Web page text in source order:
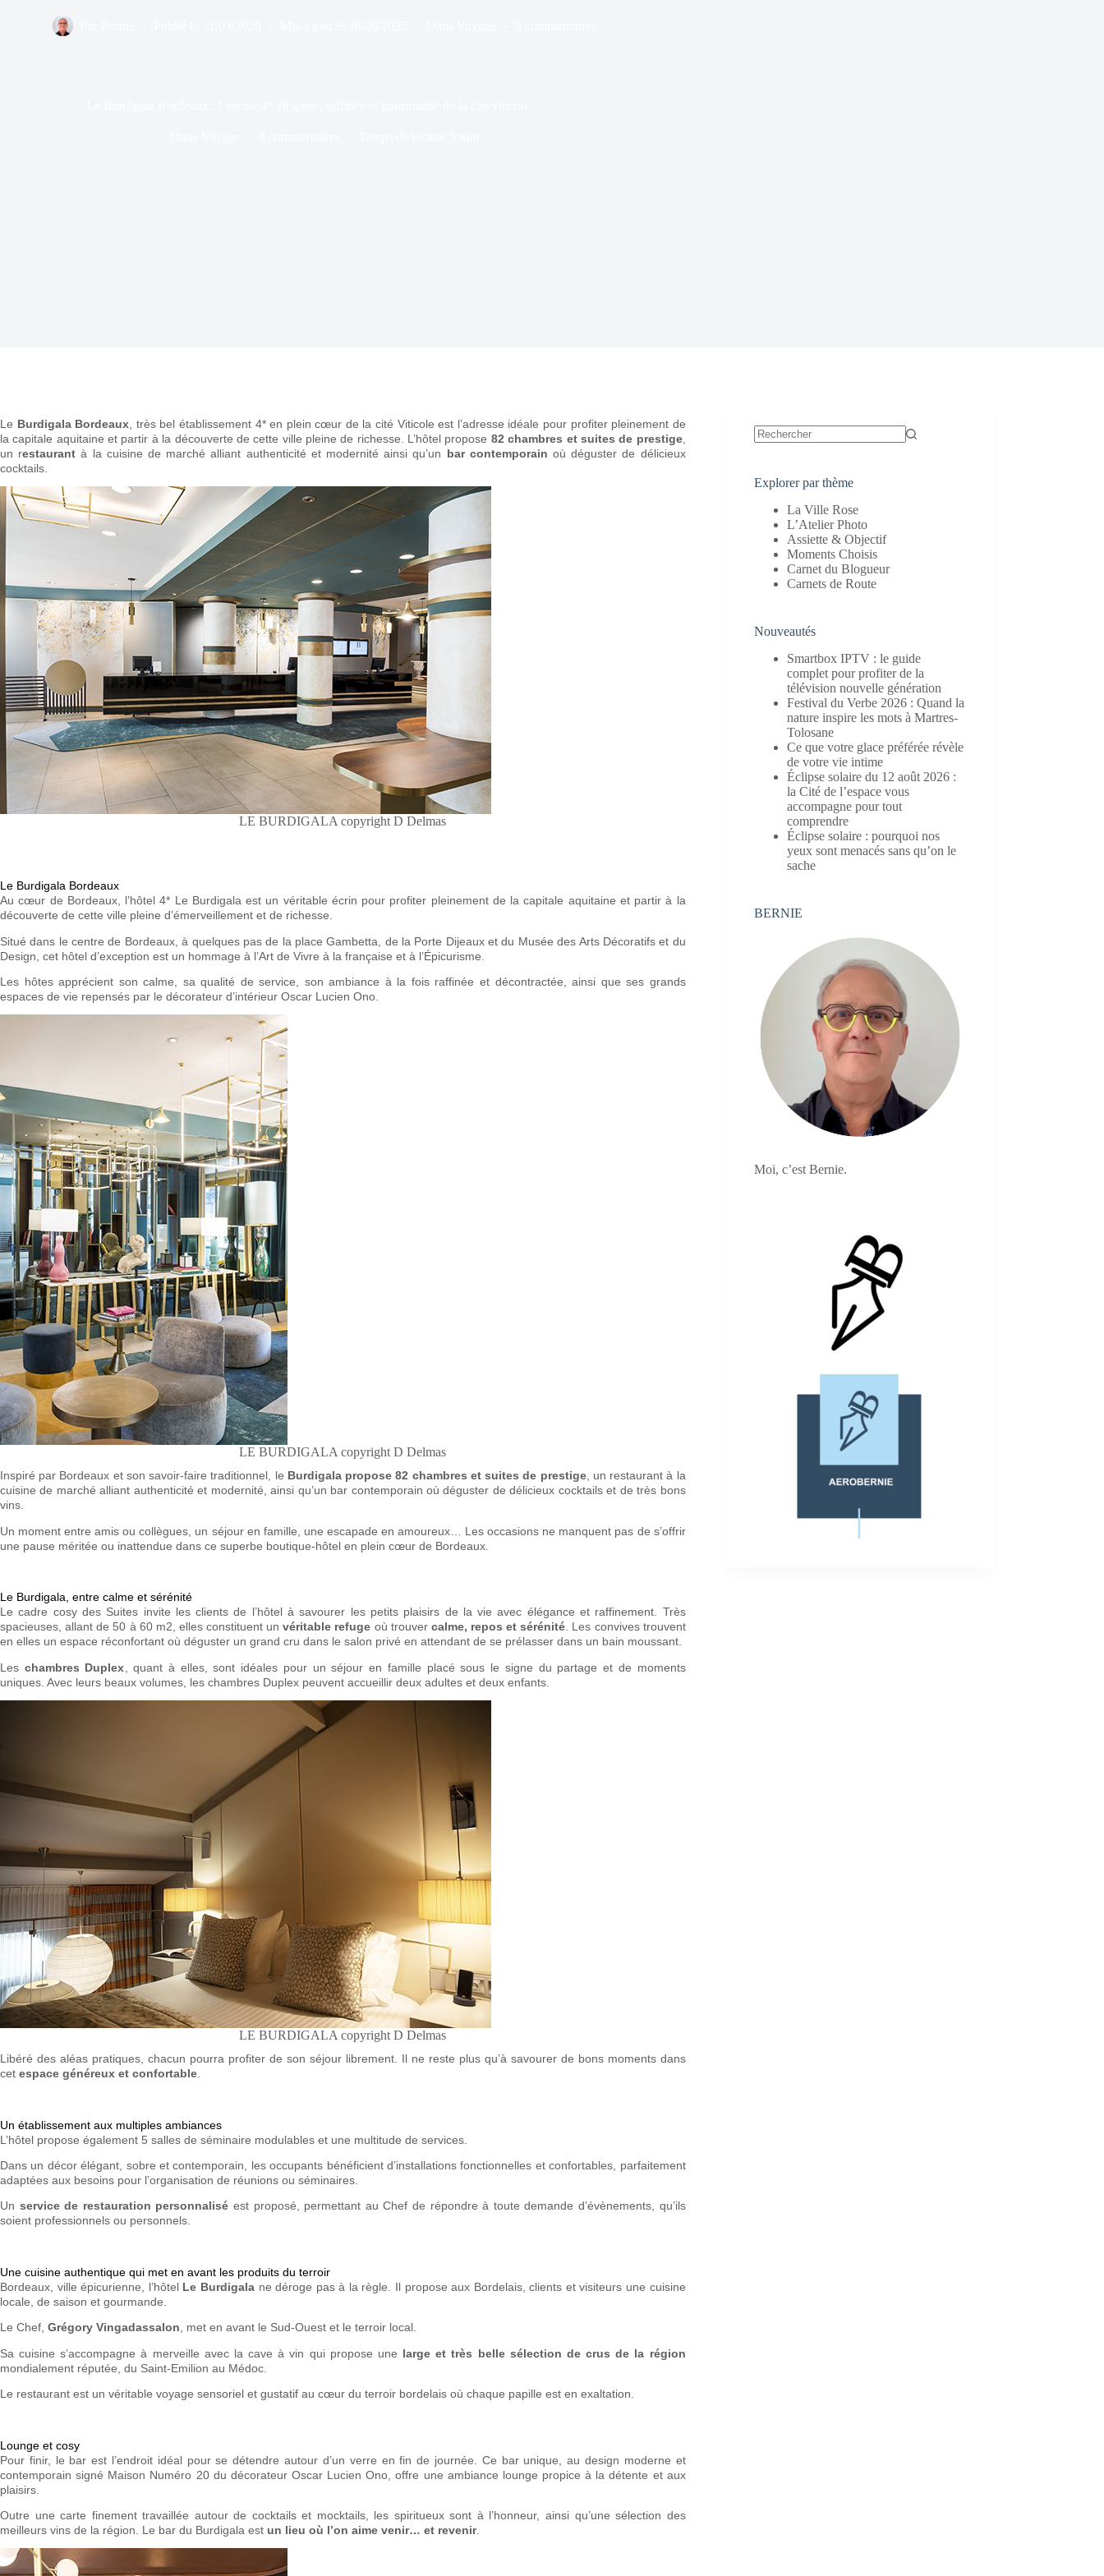
Le Burdigala Bordeaux , très bel établissement 4* en plein cœur de la cité Viticole est l’adresse idéale pour profiter pleinement de
la capitale aquitaine et partir à la découverte de cette ville pleine de richesse. L’hôtel propose 82 chambres et suites de prestige,
un restaurant à la cuisine de marché alliant authenticité et modernité ainsi qu’un bar contemporain où déguster de délicieux
cocktails.
LE BURDIGALA copyright D Delmas
Le Burdigala Bordeaux
Au cœur de Bordeaux, l’hôtel 4* Le Burdigala est un véritable écrin pour profiter pleinement de la capitale aquitaine et partir à la
découverte de cette ville pleine d’émerveillement et de richesse.
Situé dans le centre de Bordeaux, à quelques pas de la place Gambetta, de la Porte Dijeaux et du Musée des Arts Décoratifs et du
Design, cet hôtel d’exception est un hommage à l’Art de Vivre à la française et à l’Épicurisme.
Les hôtes apprécient son calme, sa qualité de service, son ambiance à la fois raffinée et décontractée, ainsi que ses grands
espaces de vie repensés par le décorateur d’intérieur Oscar Lucien Ono.
LE BURDIGALA copyright D Delmas
Inspiré par Bordeaux et son savoir-faire traditionnel, le Burdigala propose 82 chambres et suites de prestige, un restaurant à la
cuisine de marché alliant authenticité et modernité, ainsi qu’un bar contemporain où déguster de délicieux cocktails et de très bons
vins.
Un moment entre amis ou collègues, un séjour en famille, une escapade en amoureux… Les occasions ne manquent pas de s’offrir
une pause méritée ou inattendue dans ce superbe boutique-hôtel en plein cœur de Bordeaux.
Le Burdigala, entre calme et sérénité
Le cadre cosy des Suites invite les clients de l’hôtel à savourer les petits plaisirs de la vie avec élégance et raffinement. Très
spacieuses, allant de 50 à 60 m2, elles constituent unvéritable refuge où trouver calme, repos et sérénité. Les convives trouvent
en elles un espace réconfortant où déguster un grand cru dans le salon privé en attendant de se prélasser dans un bain moussant.
Les chambres Duplex , quant à elles, sont idéales pour un séjour en famille placé sous le signe du partage et de moments
uniques. Avec leurs beaux volumes, les chambres Duplex peuvent accueillir deux adultes et deux enfants.
LE BURDIGALA copyright D Delmas
Libéré des aléas pratiques, chacun pourra profiter de son séjour librement. Il ne reste plus qu’à savourer de bons moments dans
cet espace généreux et confortable
Un établissement aux multiples ambiances
L’hôtel propose également 5 salles de séminaire modulables et une multitude de services.
Dans un décor élégant, sobre et contemporain, les occupants bénéficient d’installations fonctionnelles et confortables, parfaitement
adaptées aux besoins pour l’organisation de réunions ou séminaires.
Un service de restauration personnalisé est proposé, permettant au Chef de répondre à toute demande d’évènements, qu’ils
soient professionnels ou personnels.
Une cuisine authentique qui met en avant les produits du terroir
Bordeaux, ville épicurienne, l’hôtel Le Burdigalane déroge pas à la règle. Il propose aux Bordelais, clients et visiteurs une cuisine
locale, de saison et gourmande.
Le Chef, Grégory Vingadassalon, met en avant le Sud-Ouest et le terroir local.
Sa cuisine s’accompagne à merveille avec la cave à vin qui propose une large et très belle sélection de crus de la région
mondialement réputée, du Saint-Emilion au Médoc.
Le restaurant est un véritable voyage sensoriel et gustatif au cœur du terroir bordelais où chaque papille est en exaltation.
Lounge et cosy
Pour finir, le bar est l’endroit idéal pour se détendre autour d’un verre en fin de journée. Ce bar unique, au design moderne et
contemporain signé Maison Numéro 20 du décorateur Oscar Lucien Ono, offre une ambiance lounge propice à la détente et aux
plaisirs.
Outre une carte finement travaillée autour de cocktails et mocktails, les spiritueux sont à l’honneur, ainsi qu’une sélection des
meilleurs vins de la région. Le bar du Burdigala est un lieu où l’on aime venir… et revenir.
Explorer par thème
La Ville Rose
L’Atelier Photo
Assiette & Objectif
Moments Choisis
Carnet du Blogueur
Carnets de Route
Nouveautés
Smartbox IPTV : le guide
complet pour profiter de la
télévision nouvelle génération
Festival du Verbe 2026 : Quand la
nature inspire les mots à Martres-
Tolosane
Ce que votre glace préférée révèle
de votre vie intime
Éclipse solaire du 12 août 2026 :
la Cité de l’espace vous
accompagne pour tout
comprendre
Éclipse solaire : pourquoi nos
yeux sont menacés sans qu’on le
sache
BERNIE
Moi, c’est Bernie.